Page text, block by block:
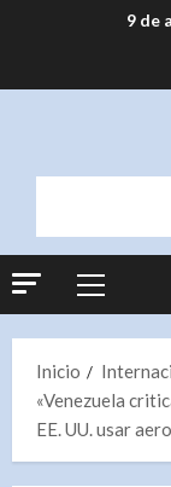
9 de
Menú
Inicio
«Venezuela
EE. UU. usar